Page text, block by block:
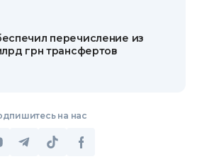
перечисление из
грн трансфертов
на нас